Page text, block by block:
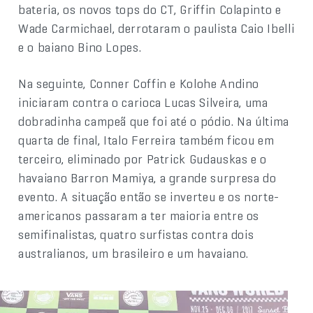
bateria, os novos tops do CT, Griffin Colapinto e
Wade Carmichael, derrotaram o paulista Caio Ibelli
e o baiano Bino Lopes.
Na seguinte, Conner Coffin e Kolohe Andino
iniciaram contra o carioca Lucas Silveira, uma
dobradinha campeã que foi até o pódio. Na última
quarta de final, Italo Ferreira também ficou em
terceiro, eliminado por Patrick Gudauskas e o
havaiano Barron Mamiya, a grande surpresa do
evento. A situação então se inverteu e os norte-
americanos passaram a ter maioria entre os
semifinalistas, quatro surfistas contra dois
australianos, um brasileiro e um havaiano.